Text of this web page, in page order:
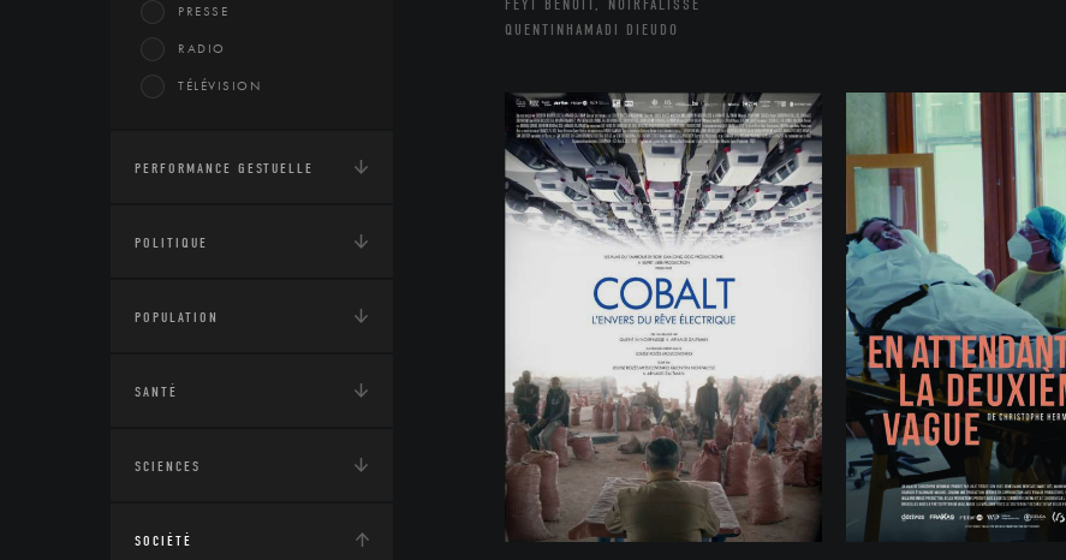
PRESSE
RADIO
TÉLÉVISION
PERFORMANCE GESTUELLE
POLITIQUE
POPULATION
SANTÉ
SCIENCES
SOCIÉTÉ
FEYT BENOÎT, NOIRFALISSE
QUENTINHAMADI DIEUDO